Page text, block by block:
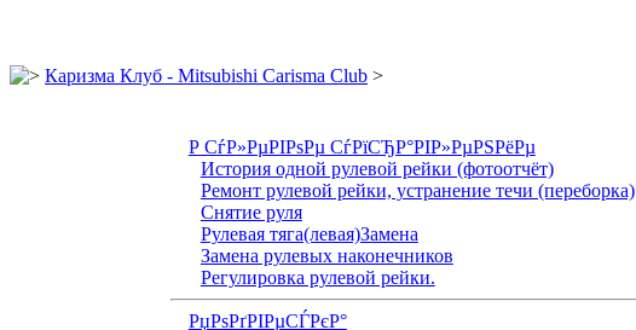
Каризма Клуб - Mitsubishi Carisma Club >
Р СѓР»РµРІРѕРµ СѓРїСЂР°РІР»РµРЅРёРµ
История одной рулевой рейки (фотоотчёт)
Ремонт рулевой рейки, устранение течи (переборка)
Снятие руля
Рулевая тяга(левая)Замена
Замена рулевых наконечников
Регулировка рулевой рейки.
РџРѕРґРІРµСЃРєР°